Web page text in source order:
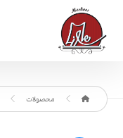
محصولات